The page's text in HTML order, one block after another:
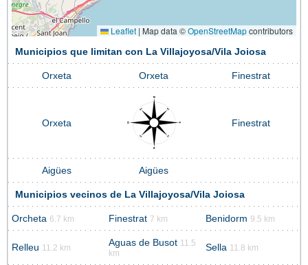
Leaflet | Map data ©OpenStreetMapcontributors
Municipios que limitan con La Villajoyosa/Vila Joiosa
Orxeta Orxeta Finestrat
Orxeta Finestrat
Aigües Aigües
Municipios vecinos de La Villajoyosa/Vila Joiosa
Orcheta 6.7 km Finestrat 7 km Benidorm 9.5 km
Relleu 11.2 km Aguas de Busot 11.5
km
Sella 11.8 km